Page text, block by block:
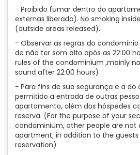
- Proibido fumar dentro do
externas liberado). No smoking
(outside areas released).
- Observar as regras do
de não ter som alto após as 22:00
rules of the condominium ,mainly
sound after 22:00 hours)
- Para fins de sua segurança e a do
permitido a entrada de outras
apartamento, além dos hóspedes
reserva. (For the purpose of your
condominium, other people are not
apartment, in addition to the
reservation)